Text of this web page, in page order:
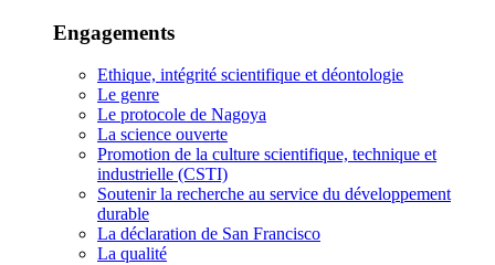
Engagements
Ethique, intégrité scientifique et déontologie
Le genre
Le protocole de Nagoya
La science ouverte
Promotion de la culture scientifique, technique et
industrielle (CSTI)
Soutenir la recherche au service du développement
durable
La déclaration de San Francisco
La qualité